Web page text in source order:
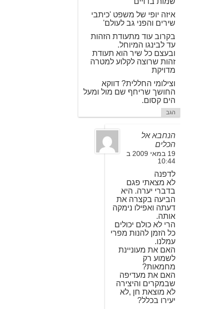
איזה יופי של משפט 'כיתבי
שירים והפני גב לעולם'
בקרוב עוד מתעודת הזהות
עד לבינגו המיוחל.
ובעצם כל שיר הוא תעודת
זהות שרוצה לקלוע למטרה
מדויקת
וצילומי החללית? דווקא
החושך שריחף שם מול ומעל
הים קסום.
הגב
הנחבא אל
הכלים
19 במאי 2009 ב
10:44
לדפנה
לא מצאתי פגם
בדברי יערה. היא
הביעה בקצרה את
דעתה ואפילו נימקה
אותה.
הרי לא כולם יכולים
כל הזמן להנות מפרי
עמלנו.
האם את מעוניינת
לשמוע רק
מחמאות?
האם את מעדיפה
שבמקרים והיצירה
לא מוצאת חן ,לא
יעירו בכלל?